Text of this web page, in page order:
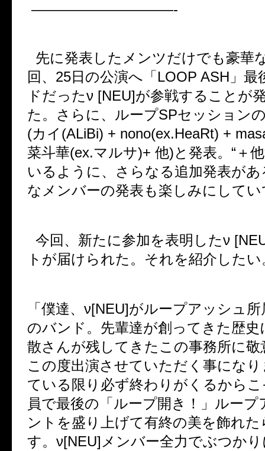
——————————-
先に発表したメンツだけでも豪華
回、 25日の公演へ「LOOP ASH 」
ドだったν [NEU]が参戦することが
た。さらに、ループSPセッション
(カイ (ALiBi) + nono(ex.HeaRt) +
菜斗華(ex.マルサ)+ 他)と発表。 “ ＋他
いるように、さらなる追加発表が
なメンバーの発表も楽しみにして
今回、新たに参加を表明したν
トが届けられた。それを紹介したい
「僕達、 ν[NEU]がループアッシュ
のバンド。先輩達が創ってきた歴史
散さんが残してきたこの事務所に敬
この度出演させていただく事にな
ている限り必ず終わりがくるから
員で最後の「ループ開き！」ルー
ントを盛り上げて有終の美を飾れ
す。 ν[NEU] メンバー全力でぶつか